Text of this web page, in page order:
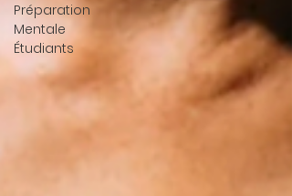
Préparation
Mentale
Étudiants